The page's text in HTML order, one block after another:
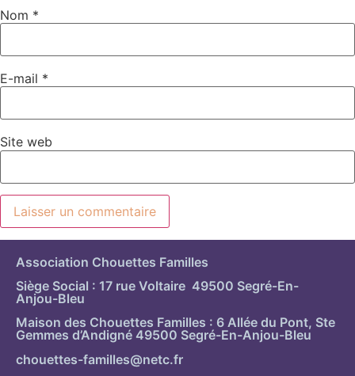
Nom *
E-mail *
Site web
Association Chouettes Familles
Siège Social : 17 rue Voltaire 49500 Segré-En-
Anjou-Bleu
Maison des Chouettes Familles : 6 Allée du Pont, Ste
Gemmes d’Andigné 49500 Segré-En-Anjou-Bleu
chouettes-familles@netc.fr